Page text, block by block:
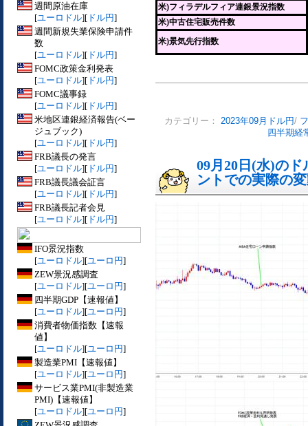
週間原油在庫
[ユーロドル][ ドル円]
週間新規失業保険申請件
数
[ユーロドル][ ドル円]
FOMC政策金利発表
[ユーロドル][ ドル円]
FOMC議事録
[ユーロドル][ ドル円]
米地区連銀経済報告(ベー
ジュブック)
[ユーロドル][ ドル円]
FRB議長の発言
[ユーロドル][ ドル円]
FRB議長議会証言
[ユーロドル][ ドル円]
FRB議長記者会見
[ユーロドル][ ドル円]
IFO景況指数
[ユーロドル][ユーロ円]
ZEW景況感調査
[ユーロドル][ユーロ円]
四半期GDP【速報値】
[ユーロドル][ユーロ円]
消費者物価指数【速報
値】
[ユーロドル][ユーロ円]
製造業PMI【速報値】
[ユーロドル][ユーロ円]
サービス業PMI(非製造業
PMI)【速報値】
[ユーロドル][ユーロ円]
米)フィラデルフィア連銀景況指数
米)中古住宅販売件数
米)景気先行指数
カテゴリー： 2023年09月ドル円/
四半期経
09月20日(水)の
ントでの実際の